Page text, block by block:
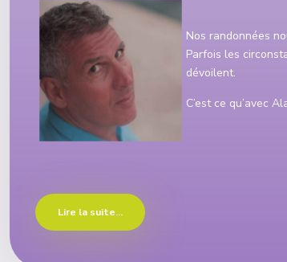
Nos randonnées
Parfois les
dévoilent.
C’est ce qu’avec
Lire la suite...